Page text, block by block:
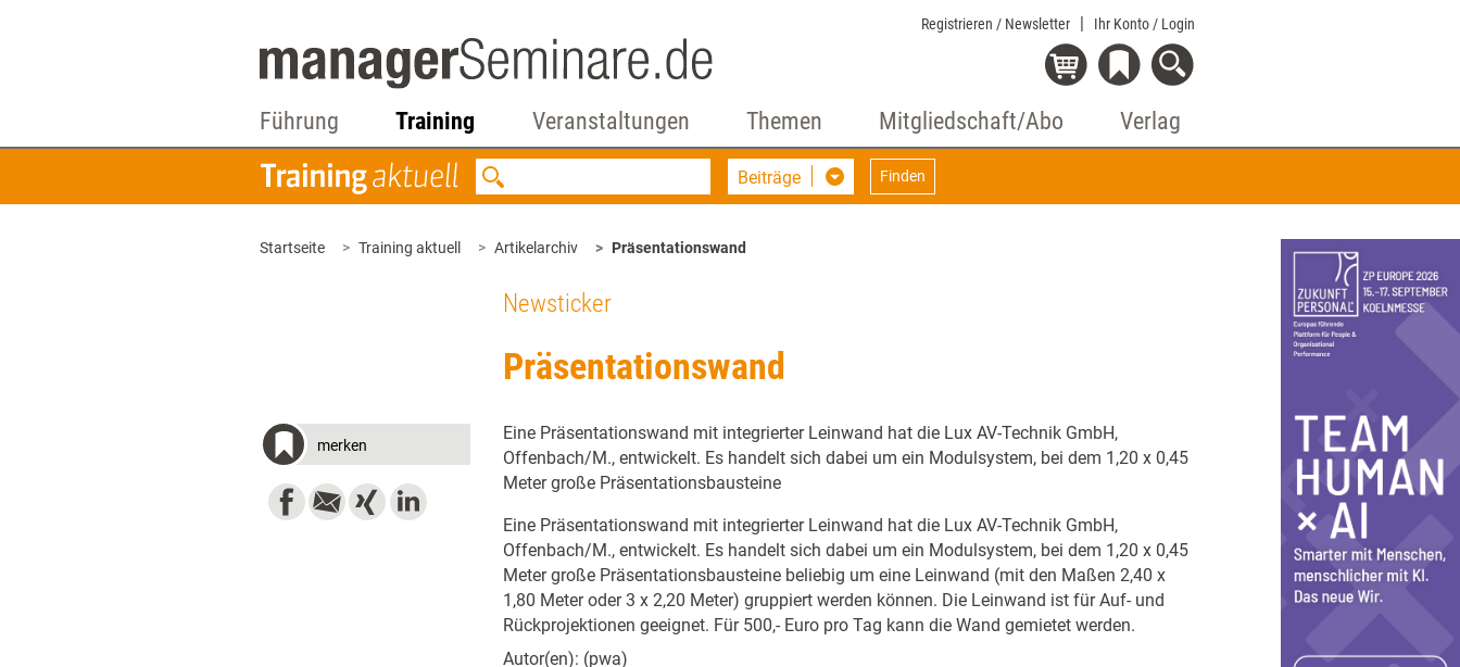
Registrieren / Newsletter Ihr Konto / Login
Führung Training Veranstaltungen Themen Mitgliedschaft/Abo Verlag
Beiträge Finden
Startseite Training aktuell Artikelarchiv Präsentationswand
Newsticker
Präsentationswand
merken
Eine Präsentationswand mit integrierter Leinwand hat die Lux AV-Technik GmbH,
Offenbach/M., entwickelt. Es handelt sich dabei um ein Modulsystem, bei dem 1,20 x 0,45
Meter große Präsentationsbausteine
Eine Präsentationswand mit integrierter Leinwand hat die Lux AV-Technik GmbH,
Offenbach/M., entwickelt. Es handelt sich dabei um ein Modulsystem, bei dem 1,20 x 0,45
Meter große Präsentationsbausteine beliebig um eine Leinwand (mit den Maßen 2,40 x
1,80 Meter oder 3 x 2,20 Meter) gruppiert werden können. Die Leinwand ist für Auf- und
Rückprojektionen geeignet. Für 500,- Euro pro Tag kann die Wand gemietet werden.
Autor(en): (pwa)